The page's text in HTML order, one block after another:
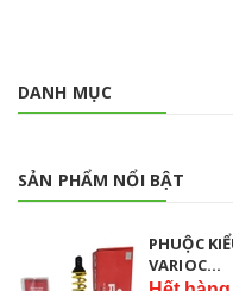
DANH MỤC
SẢN PHẨM NỔI BẬT
PHUỘC
VARIOC...